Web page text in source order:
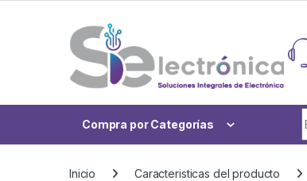
Compra por Categorías
Inicio Caracteristicas del producto